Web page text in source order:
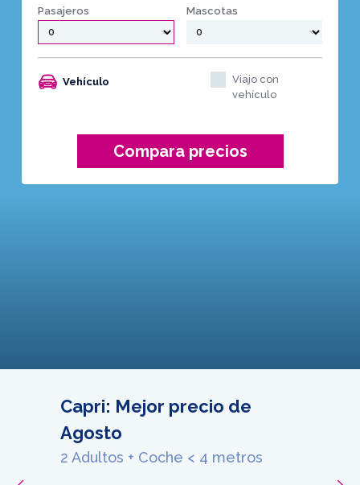
Pasajeros Mascotas
Vehículo
Viajo con
vehículo
Compara precios
Capri: Mejor precio de
Agosto
2 Adultos + Coche < 4 metros